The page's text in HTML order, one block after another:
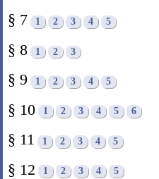
§ 7 1 2 3 4 5
§ 8 1 2 3
§ 9 1 2 3 4 5
§ 10 1 2 3 4 5 6
§ 11 1 2 3 4 5
§ 12 1 2 3 4 5